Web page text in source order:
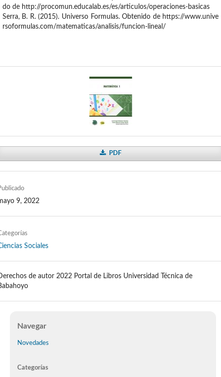
do de http://procomun.educalab.es/es/articulos/operaciones-basicas
Serra, B. R. (2015). Universo Formulas. Obtenido de https://www.unive
rsoformulas.com/matematicas/analisis/funcion-lineal/
PDF
9, 2022
Sociales
de autor 2022 Portal de Libros Universidad Técnica de
Navegar
Novedades
Categorías